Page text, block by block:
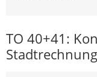
TO 40+41: